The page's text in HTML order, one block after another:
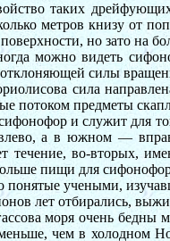
таких
метров книзу от
но зато на
можно видеть
силы
сила
потоком предметы
и служит для
а в южном —
течение, во-вторых,
пищи для
понятые учеными,
лет отбирались,
моря очень
чем в холодном